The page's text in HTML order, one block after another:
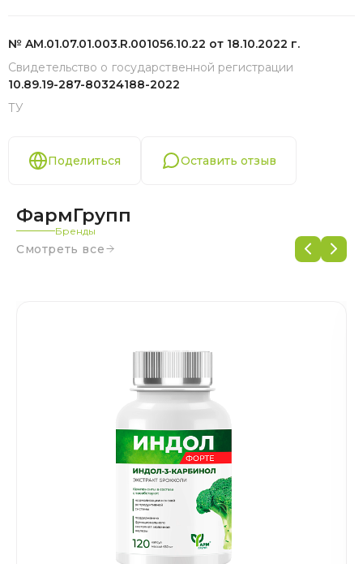
№ AM.01.07.01.003.R.001056.10.22 от 18.10.2022 г.
Свидетельство о государственной регистрации
10.89.19-287-80324188-2022
ТУ
Поделиться Оставить отзыв
ФармГрупп
Бренды
Смотреть все